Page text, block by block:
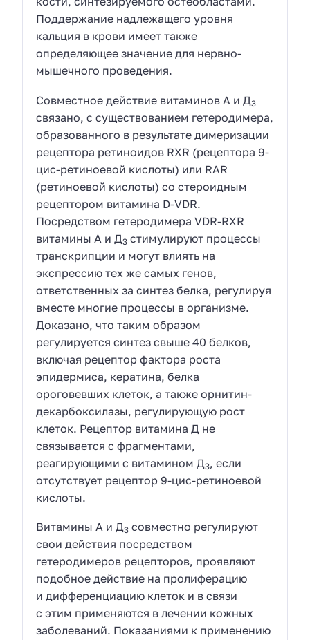
Поддержание надлежащего уровня
кальция в крови имеет также
определяющее значение для нервно-
мышечного проведения.
Совместное действие витаминов A и Д3
связано, с существованием гетеродимера,
образованного в результате димеризации
рецепторa ретиноидов RXR (рецептора 9-
цис-ретиноевой кислоты) или RAR
(ретиноевой кислоты) со стероидным
рецептором витамина D-VDR.
Посредством гетеродимера VDR-RXR
витамины A и Д3 стимулируют процессы
транскрипции и могут влиять на
экспрессию тех же самых генов,
ответственных за синтез белка, регулируя
вместе многие процессы в организме.
Доказано, что таким образом
регулируется синтез свыше 40 белков,
включая рецептор фактора роста
эпидермиса, кератина, белка
ороговевших клеток, а также орнитин-
декарбоксилазы, регулирующую рост
клеток. Рецептор витамина Д не
связывается с фрагментами,
реагирующими с витамином Д3, если
отсутствует рецептор 9-цис-ретиноевой
кислоты.
Витамины А и Д3 совместно регулируют
свои действия посредством
гетеродимеров рецепторов, проявляют
подобное действие на пролиферацию
и дифференциацию клеток и в связи
с этим применяются в лечении кожных
заболеваний. Показаниями к применению